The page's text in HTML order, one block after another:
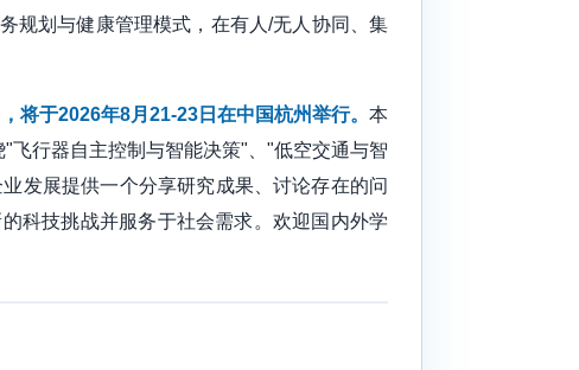
规划与健康管理模式，在有人/无人协同、集
于2026年8月21-23日在中国杭州举行。 本
飞行器自主控制与智能决策"、"低空交通与智
发展提供一个分享研究成果、讨论存在的问
科技挑战并服务于社会需求。欢迎国内外学